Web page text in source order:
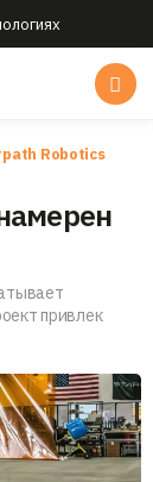
Robotics
привлек